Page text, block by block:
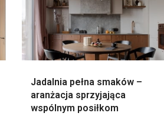
Jadalnia pełna smaków –
aranżacja sprzyjająca
wspólnym posiłkom